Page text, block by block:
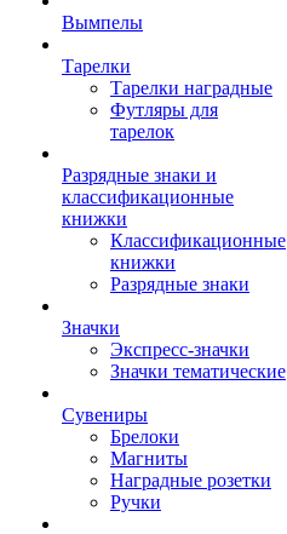
Вымпелы
Тарелки
Тарелки наградные
Футляры для
тарелок
Разрядные знаки и
классификационные
книжки
Классификационные
книжки
Разрядные знаки
Значки
Экспресс-значки
Значки тематические
Сувениры
Брелоки
Магниты
Наградные розетки
Ручки